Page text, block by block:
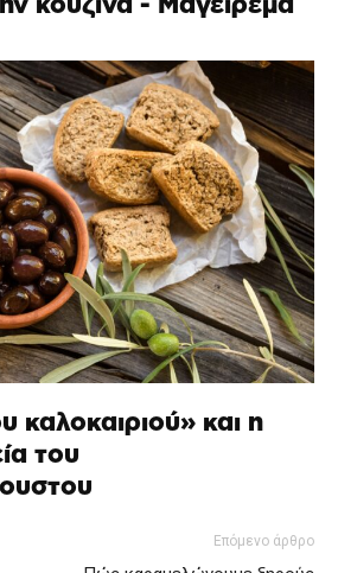
κουζίνα - Μαγείρεμα
καλοκαιριού» και η
του
Επόμενο άρθρο